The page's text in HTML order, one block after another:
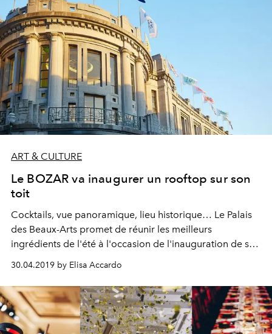
ART & CULTURE
Le BOZAR va inaugurer un rooftop sur son
toit
Cocktails, vue panoramique, lieu historique… Le Palais
des Beaux-Arts promet de réunir les meilleurs
ingrédients de l'été à l'occasion de l'inauguration de son
d'ici l'année prochaine, voici ce que l'on sait déjà.
30.04.2019 by Elisa Accardo